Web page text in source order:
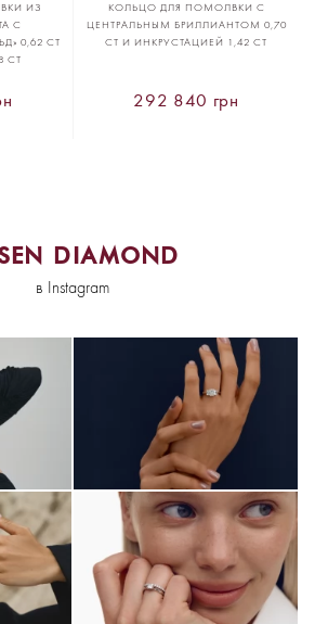
ИЗ
С
0,62 CT
CT
КОЛЬЦО ДЛЯ ПОМОЛВКИ С
ЦЕНТРАЛЬНЫМ БРИЛЛИАНТОМ 0,70
CT И ИНКРУСТАЦИЕЙ 1,42 CT
292 840 грн
DIAMOND
в Instagram